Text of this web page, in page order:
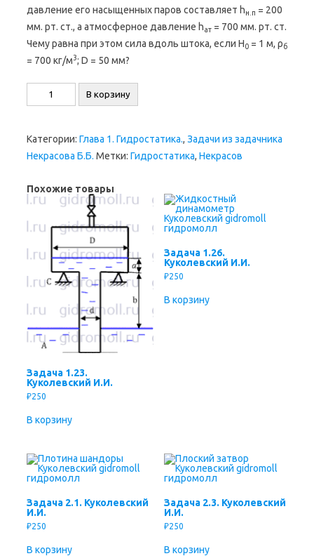
давление его насыщенных паров составляет hн.п = 200
мм. рт. ст., а атмосферное давление hат = 700 мм. рт. ст.
Чему равна при этом сила вдоль штока, если H0 = 1 м, ρб
= 700 кг/м3; D = 50 мм?
Количество
товара
1.17
Некрасов
В корзину
Категории: Глава 1. Гидростатика., Задачи из задачника
Некрасова Б.Б. Метки: Гидростатика, Некрасов
Похожие товары
Задача 1.23.
Куколевский И.И.
₽250
В корзину
Задача 1.26.
Куколевский И.И.
₽250
В корзину
Задача 2.1. Куколевский
И.И.
₽250
В корзину
Задача 2.3. Куколевский
И.И.
₽250
В корзину